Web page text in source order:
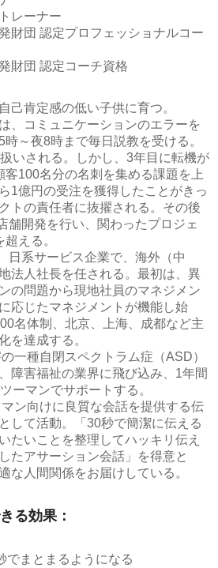
レーナー
財団 認定プロフェッショナルコー
財団 認定コーチ資格
己肯定感の低い子供に育つ。
、コミュニケーションのエラーを
～夜8時まで毎日説教を受ける。
いされる。しかし、3年目に転機が
100名分の名刺を集める課題を上
1億円の受注を獲得したことがきっ
トの責任者に抜擢される。その後
舗開発を行い、関わったプロジェ
える。
日系サービス企業で、海外（中
法人社長を任される。最初は、異
の問題から現地社員のマネジメン
応じたマネジメントが機能し始
名体制、北京、上海、成都など主
を達成する。
一種自閉スペクトラム症（ASD）
障害福祉の業界に飛び込み、1年間
ーマンでサポートする。
ン向けに良質な会話を提供する伝
して活動。「30秒で簡潔に伝える
たいことを整理してハッキリ伝え
たアサーション会話」を得意と
な人間関係をお届けしている。
る効果：
でまとまるようになる